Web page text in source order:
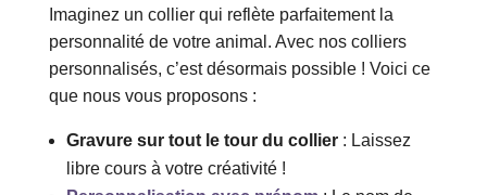
Imaginez un collier qui reflète parfaitement la
personnalité de votre animal. Avec nos colliers
personnalisés, c’est désormais possible ! Voici ce
que nous vous proposons :
Gravure sur tout le tour du collier: Laissez
libre cours à votre créativité !